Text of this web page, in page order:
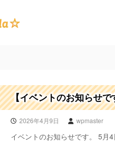
ト
リ
エ
ス
テ
の
食
品
サ
ン
プ
【イベントのお知らせ
2026年4月9日 wpmaster
イベントのお知らせです。 5月